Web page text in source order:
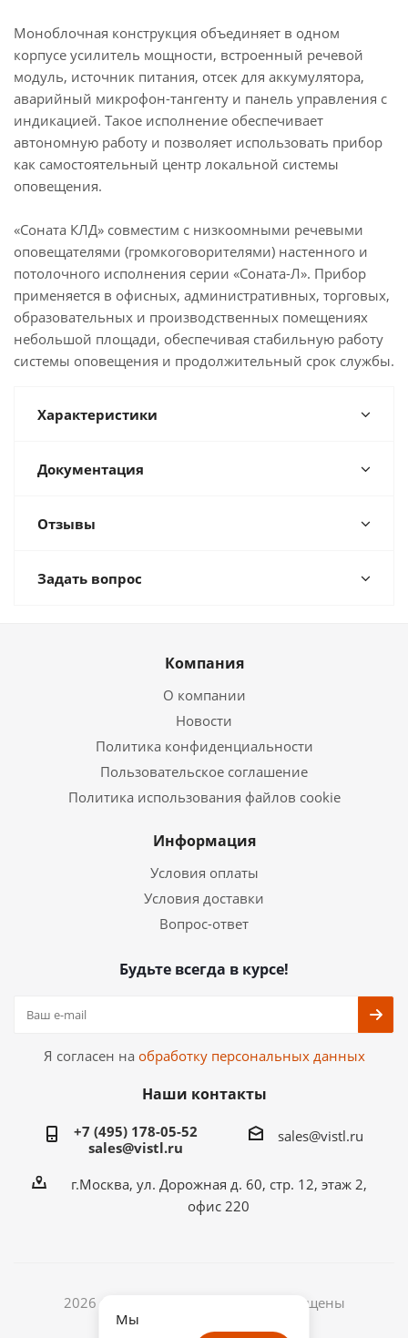
Моноблочная конструкция объединяет в одном
корпусе усилитель мощности, встроенный речевой
модуль, источник питания, отсек для аккумулятора,
аварийный микрофон-тангенту и панель управления с
индикацией. Такое исполнение обеспечивает
автономную работу и позволяет использовать прибор
как самостоятельный центр локальной системы
оповещения.
«Соната КЛД» совместим с низкоомными речевыми
оповещателями (громкоговорителями) настенного и
потолочного исполнения серии «Соната-Л». Прибор
применяется в офисных, административных, торговых,
образовательных и производственных помещениях
небольшой площади, обеспечивая стабильную работу
системы оповещения и продолжительный срок службы.
Характеристики
Документация
Отзывы
Задать вопрос
Компания
О компании
Новости
Политика конфиденциальности
Пользовательское соглашение
Политика использования файлов cookie
Информация
Условия оплаты
Условия доставки
Вопрос-ответ
Будьте всегда в курсе!
Я согласен на обработку персональных данных
Наши контакты
+7 (495) 178-05-52
sales@vistl.ru
sales@vistl.ru
г.Москва, ул. Дорожная д. 60, стр. 12, этаж 2,
офис 220
2026 © ООО ВИСТЛ. Все права защищены
Мы